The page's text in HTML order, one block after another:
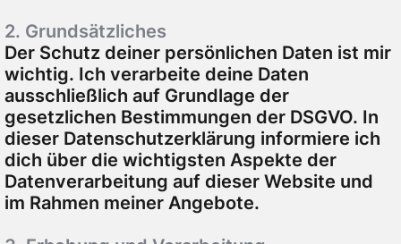
2. Grundsätzliches
Der Schutz deiner persönlichen Daten ist mir
wichtig. Ich verarbeite deine Daten
ausschließlich auf Grundlage der
gesetzlichen Bestimmungen der DSGVO. In
dieser Datenschutzerklärung informiere ich
dich über die wichtigsten Aspekte der
Datenverarbeitung auf dieser Website und
im Rahmen meiner Angebote.